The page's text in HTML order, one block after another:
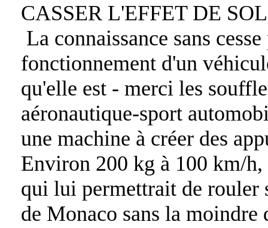
CASSER L'EFFET DE SOL
La connaissance sans
fonctionnement d'un
qu'elle est - merci les
aéronautique-sport
une machine à créer des
Environ 200 kg à 100 km/
qui lui permettrait de rouler
de Monaco sans la